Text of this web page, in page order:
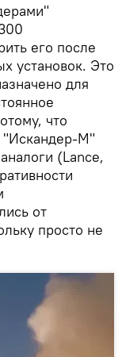
его после
установок. Это
для
что
"Искандер-М"
(Lance,
от
просто не